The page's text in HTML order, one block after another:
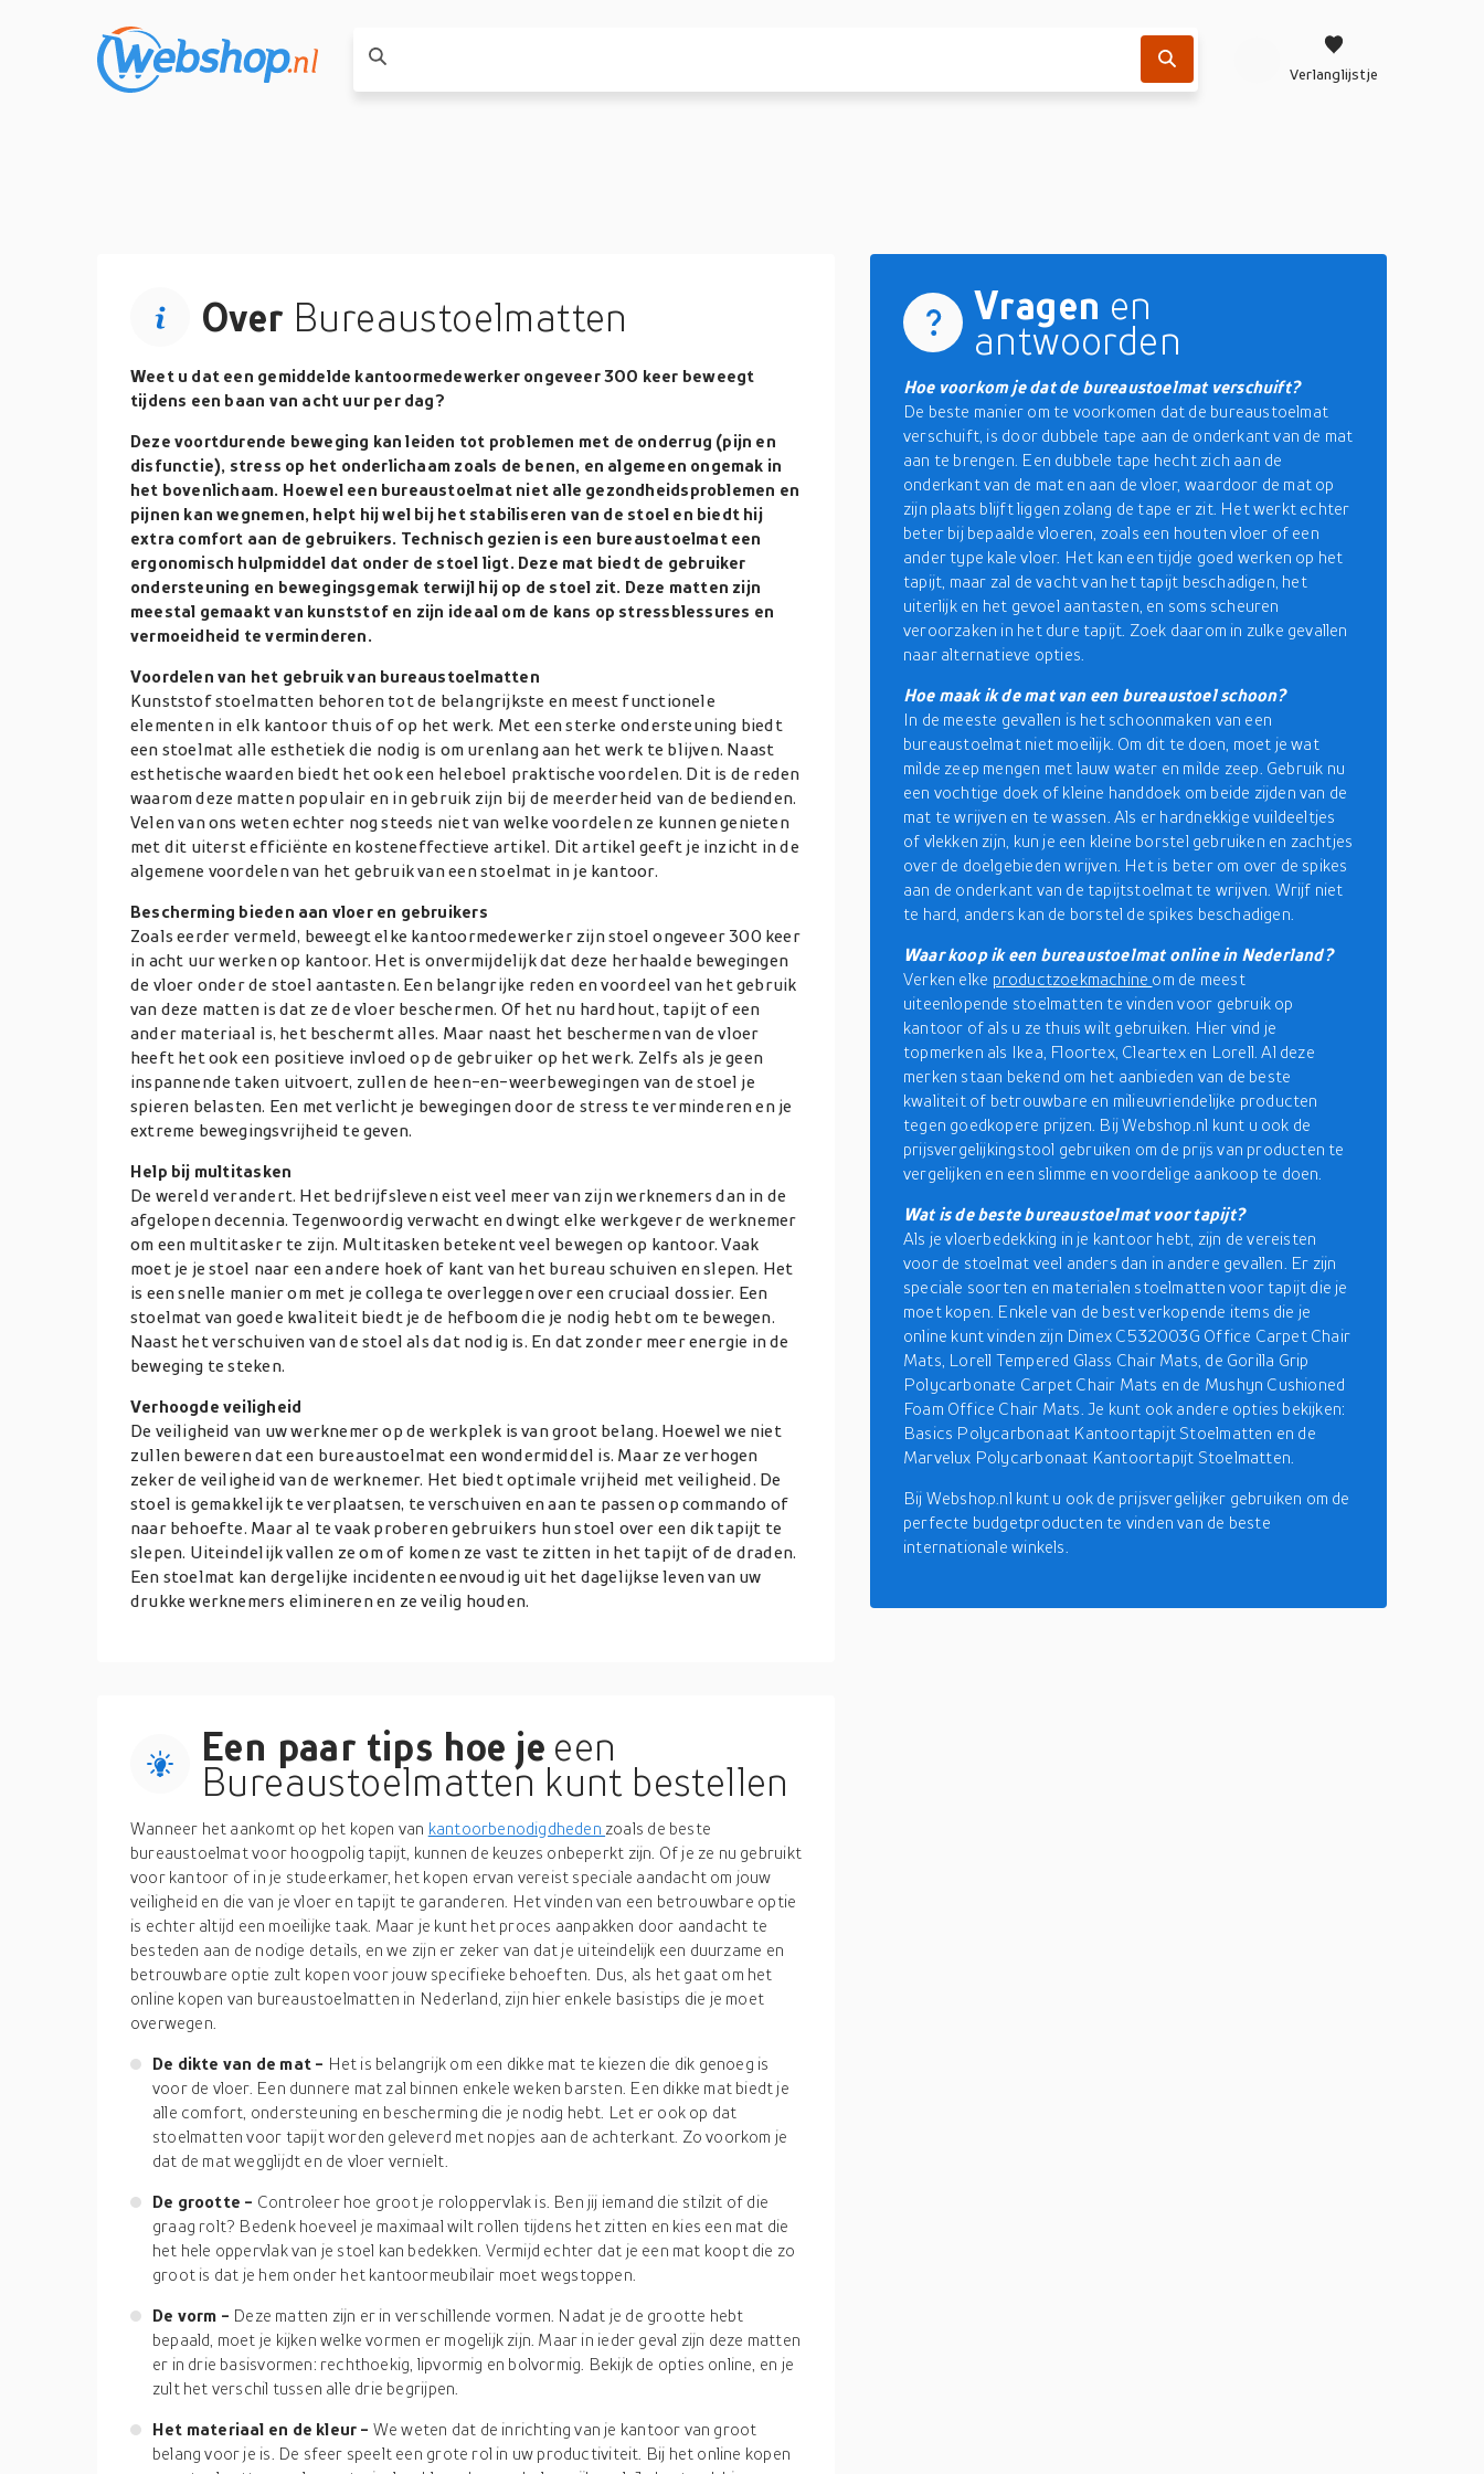
Verlanglijstje
Over Bureaustoelmatten
Weet u dat een gemiddelde kantoormedewerker ongeveer 300 keer beweegt
tijdens een baan van acht uur per dag?
Deze voortdurende beweging kan leiden tot problemen met de onderrug (pijn en
disfunctie), stress op het onderlichaam zoals de benen, en algemeen ongemak in
het bovenlichaam. Hoewel een bureaustoelmat niet alle gezondheidsproblemen en
pijnen kan wegnemen, helpt hij wel bij het stabiliseren van de stoel en biedt hij
extra comfort aan de gebruikers. Technisch gezien is een bureaustoelmat een
ergonomisch hulpmiddel dat onder de stoel ligt. Deze mat biedt de gebruiker
ondersteuning en bewegingsgemak terwijl hij op de stoel zit. Deze matten zijn
meestal gemaakt van kunststof en zijn ideaal om de kans op stressblessures en
vermoeidheid te verminderen.
Voordelen van het gebruik van bureaustoelmatten
Kunststof stoelmatten behoren tot de belangrijkste en meest functionele
elementen in elk kantoor thuis of op het werk. Met een sterke ondersteuning biedt
een stoelmat alle esthetiek die nodig is om urenlang aan het werk te blijven. Naast
esthetische waarden biedt het ook een heleboel praktische voordelen. Dit is de reden
waarom deze matten populair en in gebruik zijn bij de meerderheid van de bedienden.
Velen van ons weten echter nog steeds niet van welke voordelen ze kunnen genieten
met dit uiterst efficiënte en kosteneffectieve artikel. Dit artikel geeft je inzicht in de
algemene voordelen van het gebruik van een stoelmat in je kantoor.
Bescherming bieden aan vloer en gebruikers
Zoals eerder vermeld, beweegt elke kantoormedewerker zijn stoel ongeveer 300 keer
in acht uur werken op kantoor. Het is onvermijdelijk dat deze herhaalde bewegingen
de vloer onder de stoel aantasten. Een belangrijke reden en voordeel van het gebruik
van deze matten is dat ze de vloer beschermen. Of het nu hardhout, tapijt of een
ander materiaal is, het beschermt alles. Maar naast het beschermen van de vloer
heeft het ook een positieve invloed op de gebruiker op het werk. Zelfs als je geen
inspannende taken uitvoert, zullen de heen-en-weerbewegingen van de stoel je
spieren belasten. Een met verlicht je bewegingen door de stress te verminderen en je
extreme bewegingsvrijheid te geven.
Help bij multitasken
De wereld verandert. Het bedrijfsleven eist veel meer van zijn werknemers dan in de
afgelopen decennia. Tegenwoordig verwacht en dwingt elke werkgever de werknemer
om een multitasker te zijn. Multitasken betekent veel bewegen op kantoor. Vaak
moet je je stoel naar een andere hoek of kant van het bureau schuiven en slepen. Het
is een snelle manier om met je collega te overleggen over een cruciaal dossier. Een
stoelmat van goede kwaliteit biedt je de hefboom die je nodig hebt om te bewegen.
Naast het verschuiven van de stoel als dat nodig is. En dat zonder meer energie in de
beweging te steken.
Verhoogde veiligheid
De veiligheid van uw werknemer op de werkplek is van groot belang. Hoewel we niet
zullen beweren dat een bureaustoelmat een wondermiddel is. Maar ze verhogen
zeker de veiligheid van de werknemer. Het biedt optimale vrijheid met veiligheid. De
stoel is gemakkelijk te verplaatsen, te verschuiven en aan te passen op commando of
naar behoefte. Maar al te vaak proberen gebruikers hun stoel over een dik tapijt te
slepen. Uiteindelijk vallen ze om of komen ze vast te zitten in het tapijt of de draden.
Een stoelmat kan dergelijke incidenten eenvoudig uit het dagelijkse leven van uw
drukke werknemers elimineren en ze veilig houden.
Een paar tips hoe je een
Bureaustoelmatten kunt bestellen
Wanneer het aankomt op het kopen van kantoorbenodigdheden zoals de beste
bureaustoelmat voor hoogpolig tapijt, kunnen de keuzes onbeperkt zijn. Of je ze nu gebruikt
voor kantoor of in je studeerkamer, het kopen ervan vereist speciale aandacht om jouw
veiligheid en die van je vloer en tapijt te garanderen. Het vinden van een betrouwbare optie
is echter altijd een moeilijke taak. Maar je kunt het proces aanpakken door aandacht te
besteden aan de nodige details, en we zijn er zeker van dat je uiteindelijk een duurzame en
betrouwbare optie zult kopen voor jouw specifieke behoeften. Dus, als het gaat om het
online kopen van bureaustoelmatten in Nederland, zijn hier enkele basistips die je moet
overwegen.
De dikte van de mat - Het is belangrijk om een dikke mat te kiezen die dik genoeg is
voor de vloer. Een dunnere mat zal binnen enkele weken barsten. Een dikke mat biedt je
alle comfort, ondersteuning en bescherming die je nodig hebt. Let er ook op dat
stoelmatten voor tapijt worden geleverd met nopjes aan de achterkant. Zo voorkom je
dat de mat wegglijdt en de vloer vernielt.
De grootte - Controleer hoe groot je roloppervlak is. Ben jij iemand die stilzit of die
graag rolt? Bedenk hoeveel je maximaal wilt rollen tijdens het zitten en kies een mat die
het hele oppervlak van je stoel kan bedekken. Vermijd echter dat je een mat koopt die zo
groot is dat je hem onder het kantoormeubilair moet wegstoppen.
De vorm - Deze matten zijn er in verschillende vormen. Nadat je de grootte hebt
bepaald, moet je kijken welke vormen er mogelijk zijn. Maar in ieder geval zijn deze matten
er in drie basisvormen: rechthoekig, lipvormig en bolvormig. Bekijk de opties online, en je
zult het verschil tussen alle drie begrijpen.
Het materiaal en de kleur - We weten dat de inrichting van je kantoor van groot
belang voor je is. De sfeer speelt een grote rol in uw productiviteit. Bij het online kopen
Vragen en
antwoorden
Hoe voorkom je dat de bureaustoelmat verschuift?
De beste manier om te voorkomen dat de bureaustoelmat
verschuift, is door dubbele tape aan de onderkant van de mat
aan te brengen. Een dubbele tape hecht zich aan de
onderkant van de mat en aan de vloer, waardoor de mat op
zijn plaats blijft liggen zolang de tape er zit. Het werkt echter
beter bij bepaalde vloeren, zoals een houten vloer of een
ander type kale vloer. Het kan een tijdje goed werken op het
tapijt, maar zal de vacht van het tapijt beschadigen, het
uiterlijk en het gevoel aantasten, en soms scheuren
veroorzaken in het dure tapijt. Zoek daarom in zulke gevallen
naar alternatieve opties.
Hoe maak ik de mat van een bureaustoel schoon?
In de meeste gevallen is het schoonmaken van een
bureaustoelmat niet moeilijk. Om dit te doen, moet je wat
milde zeep mengen met lauw water en milde zeep. Gebruik nu
een vochtige doek of kleine handdoek om beide zijden van de
mat te wrijven en te wassen. Als er hardnekkige vuildeeltjes
of vlekken zijn, kun je een kleine borstel gebruiken en zachtjes
over de doelgebieden wrijven. Het is beter om over de spikes
aan de onderkant van de tapijtstoelmat te wrijven. Wrijf niet
te hard, anders kan de borstel de spikes beschadigen.
Waar koop ik een bureaustoelmat online in Nederland?
Verken elke productzoekmachine om de meest
uiteenlopende stoelmatten te vinden voor gebruik op
kantoor of als u ze thuis wilt gebruiken. Hier vind je
topmerken als Ikea, Floortex, Cleartex en Lorell. Al deze
merken staan bekend om het aanbieden van de beste
kwaliteit of betrouwbare en milieuvriendelijke producten
tegen goedkopere prijzen. Bij Webshop.nl kunt u ook de
prijsvergelijkingstool gebruiken om de prijs van producten te
vergelijken en een slimme en voordelige aankoop te doen.
Wat is de beste bureaustoelmat voor tapijt?
Als je vloerbedekking in je kantoor hebt, zijn de vereisten
voor de stoelmat veel anders dan in andere gevallen. Er zijn
speciale soorten en materialen stoelmatten voor tapijt die je
moet kopen. Enkele van de best verkopende items die je
online kunt vinden zijn Dimex C532003G Office Carpet Chair
Mats, Lorell Tempered Glass Chair Mats, de Gorilla Grip
Polycarbonate Carpet Chair Mats en de Mushyn Cushioned
Foam Office Chair Mats. Je kunt ook andere opties bekijken:
Basics Polycarbonaat Kantoortapijt Stoelmatten en de
Marvelux Polycarbonaat Kantoortapijt Stoelmatten.
Bij Webshop.nl kunt u ook de prijsvergelijker gebruiken om de
perfecte budgetproducten te vinden van de beste
internationale winkels.